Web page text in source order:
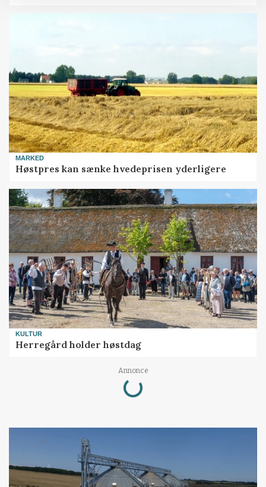
MARKED
Høstpres kan sænke hvedeprisen yderligere
KULTUR
Herregård holder høstdag
Annonce
Loading...